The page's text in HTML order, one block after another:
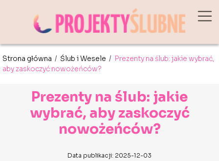
Strona główna / Ślub i Wesele / Prezenty na ślub: jakie wybrać,
aby zaskoczyć nowożeńców?
Prezenty na ślub: jakie
wybrać, aby zaskoczyć
nowożeńców?
Data publikacji: 2025-12-03